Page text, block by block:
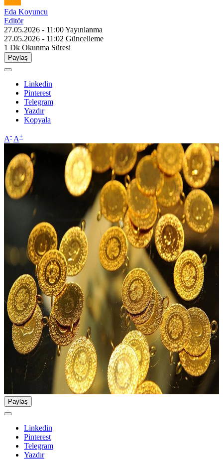
Eda Koyuncu
Editör
27.05.2026 - 11:00Yayınlanma
27.05.2026 - 11:02 Güncelleme
1 Dk Okunma Süresi
Paylaş
Linkedin
Pinterest
Telegram
Yazdır
Kopyala
A- A+
Paylaş
Linkedin
Pinterest
Telegram
Yazdır